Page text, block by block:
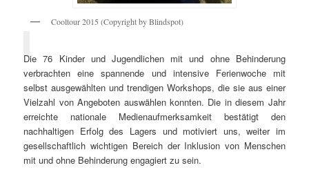
Cooltour 2015 (Copyright by Blindspot)
Die 76 Kinder und Jugendlichen mit und ohne Behinderung
verbrachten eine spannende und intensive Ferienwoche mit
selbst ausgewählten und trendigen Workshops, die sie aus einer
Vielzahl von Angeboten auswählen konnten. Die in diesem Jahr
erreichte nationale Medienaufmerksamkeit bestätigt den
nachhaltigen Erfolg des Lagers und motiviert uns, weiter im
gesellschaftlich wichtigen Bereich der Inklusion von Menschen
mit und ohne Behinderung engagiert zu sein.